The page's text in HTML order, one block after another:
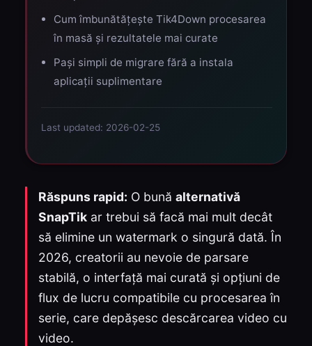
Cum îmbunătățește Tik4Down procesarea
în masă și rezultatele mai curate
Pași simpli de migrare fără a instala
aplicații suplimentare
Last updated: 2026-02-25
Răspuns rapid: O bună alternativă
SnapTik ar trebui să facă mai mult decât
să elimine un watermark o singură dată. În
2026, creatorii au nevoie de parsare
stabilă, o interfață mai curată și opțiuni de
flux de lucru compatibile cu procesarea în
serie, care depășesc descărcarea video cu
video.